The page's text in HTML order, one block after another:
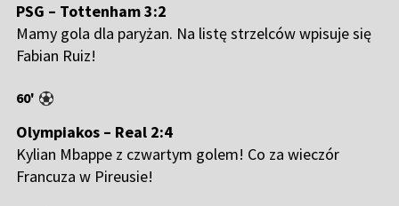
PSG – Tottenham 3:2
Mamy gola dla paryżan. Na listę strzelców wpisuje się
Fabian Ruiz!
60'
Olympiakos – Real 2:4
Kylian Mbappe z czwartym golem! Co za wieczór
Francuza w Pireusie!